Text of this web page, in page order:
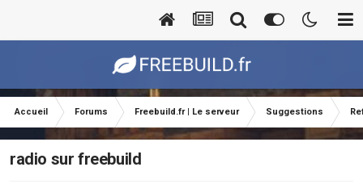
Accueil Forums Freebuild.fr | Le serveur Suggestions
radio sur freebuild